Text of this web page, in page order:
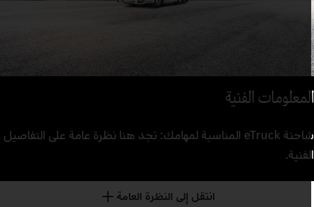
الفنية
شاحنة eTruck المناسبة لمهامك: تجد هنا نظرة عامة على التفاصيل
انتقل إلى النظرة العامة